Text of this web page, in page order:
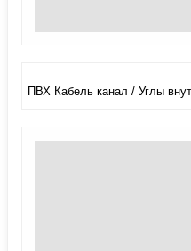
ПВХ Кабель канал / Углы